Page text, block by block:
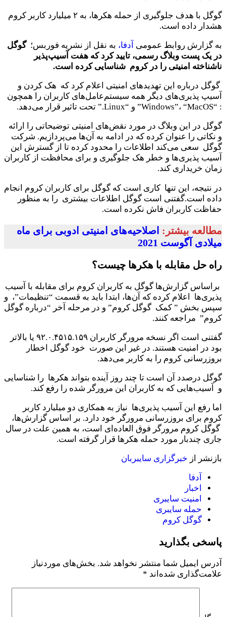
گوگل با هدف جلو‌گیری از حمله هکرها، به ۲ میلیارد کاربر کروم
هشدار داده است.
به گزارش روابط عمومی آدفا، به نقل از نشریه فوربس؛گوگل
در یک پست وبلاگ رسمی، تایید کرد که هفت آسیپ‌پذیر
ناشناخته امنیتی را در کروم شناسایی کرده است.
گوگل درباره این تهدیدهای امنیتی اعلام کرد که هک کردن و
آسیپ پذیری‌های دیگر همه سیستم‌عامل‌های کاربران را همچون
: “Windows”، “MacOS” و “Linux.” تحت تاثیر قرار می‌دهد.
گوگل در این وبلاگ در مورد نقض‌های امنیتی توضیحاتی را ارائه
و نکاتی را عنوان کرده که در ادامه به آن‌ها می‌پردازیم. شرکت
گوگل سعی می‌کند اطلاعات را محدود کرده تا از گسترش این
آسیب پذیری‌ها و خطر هک جلوگیری و برای محافظت از کاربران
زمان خریداری کند.
در نتیجه، این تنها کاری است که گوگل برای کاربران کروم انجام
داده است.گفتنی است گوگل اطلاعات بیشتری را به منظور
حفاظت کاربران فاش نکرده است.
مطالعه بیشتر: اصلاحیه‌های امنیتی ادوبی برای ماه
میلادی آگوست 2021
راه حل مقابله با هکرها چیست؟
براساس گزارش‌ها گوگل به کاربران کروم برای مقابله با آسیب
پذیری‌ها اعلام کرده که آن‌ها، ابتدا باید به قسمت “تنظیمات”، و
سپس بخش ” کمک گوگل کروم” و در مرحله آخر “درباره گوگل
کروم” مراجعه کنند.
گفتنی است اگر نسخه مرورگر کاربران ۹۲.۰.۴۵۱۵.۱۵۹ یا بالاتر
بود در امنیت هستند. در غیر این صورت خود گوگل اخطار
بروزرسانی کروم را به کاربر می‌دهد.
گوگل درصدد آن است تا چند روز آینده بتواند هکرها را شناسایی
و آسیب‌هایی که به کاربران این مرورگر شده را رفع کند.
اما رفع این آسیب پذیری‌ها نیاز به همکاری دو میلیارد کاربر
کروم برای بروزرسانی مرورگر خود دارد. بر اساس گزارش‌ها،
گوگل کروم مرورگر فوق العاده‌ای است، به همین علت در سال
جاری چندبار مورد حمله هکرها قرار گرفته است.
بازنشر از خبرگزاری سایبربان
آدفا
اخبار
امنیت سایبری
حمله سایبری
گوگل کروم
پاسخی بگذارید
آدرس ایمیل شما منتشر نخواهد شد. بخش‌های موردنیاز
علامت‌گذاری شده‌اند *